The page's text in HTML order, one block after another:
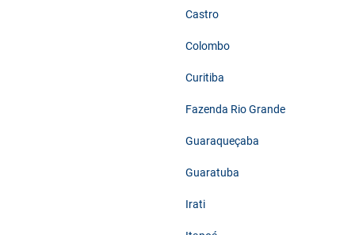
Castro
Colombo
Curitiba
Fazenda Rio Grande
Guaraqueçaba
Guaratuba
Irati